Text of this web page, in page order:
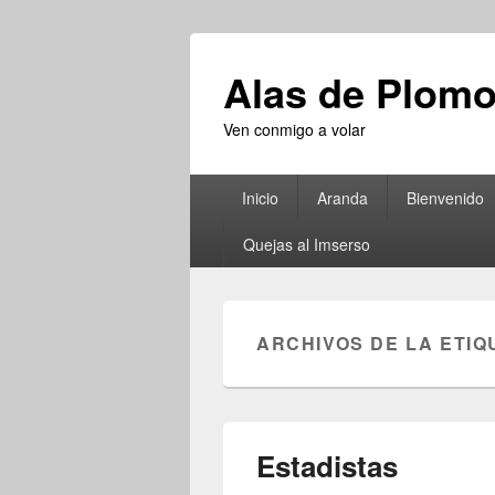
Alas de Plomo
Ven conmigo a volar
principalInicio Aranda Bienvenido
Quejas al Imserso
ARCHIVOS DE LA
Estadistas